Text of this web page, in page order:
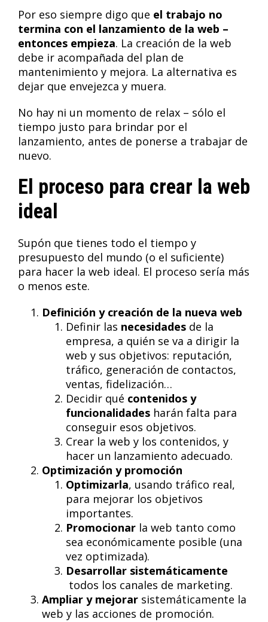
Por eso siempre digo que el trabajo no
termina con el lanzamiento de la web –
entonces empieza. La creación de la web
debe ir acompañada del plan de
mantenimiento y mejora. La alternativa es
dejar que envejezca y muera.
No hay ni un momento de relax – sólo el
tiempo justo para brindar por el
lanzamiento, antes de ponerse a trabajar de
nuevo.
El proceso para crear la web
ideal
Supón que tienes todo el tiempo y
presupuesto del mundo (o el suficiente)
para hacer la web ideal. El proceso sería más
o menos este.
Definición y creación de la nueva web
Definir las necesidades de la
empresa, a quién se va a dirigir la
web y sus objetivos: reputación,
tráfico, generación de contactos,
ventas, fidelización…
Decidir qué contenidos y
funcionalidades harán falta para
conseguir esos objetivos.
Crear la web y los contenidos, y
hacer un lanzamiento adecuado.
Optimización y promoción
Optimizarla, usando tráfico real,
para mejorar los objetivos
importantes.
Promocionar la web tanto como
sea económicamente posible (una
vez optimizada).
Desarrollar sistemáticamente
todos los canales de marketing.
Ampliar y mejorar sistemáticamente la
web y las acciones de promoción.